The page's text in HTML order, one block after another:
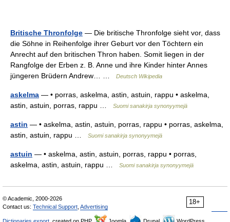
Britische Thronfolge — Die britische Thronfolge sieht vor, dass
die Söhne in Reihenfolge ihrer Geburt vor den Töchtern ein
Anrecht auf den britischen Thron haben. Somit liegen in der
Rangfolge der Erben z. B. Anne und ihre Kinder hinter Annes
jüngeren Brüdern Andrew… …
Deutsch Wikipedia
askelma — • porras, askelma, astin, astuin, rappu • askelma,
astin, astuin, porras, rappu …
Suomi sanakirja synonyymejä
astin — • askelma, astin, astuin, porras, rappu • porras, askelma,
astin, astuin, rappu …
Suomi sanakirja synonyymejä
astuin — • askelma, astin, astuin, porras, rappu • porras,
askelma, astin, astuin, rappu …
Suomi sanakirja synonyymejä
18+
© Academic, 2000-2026
Contact us: Technical Support Advertising